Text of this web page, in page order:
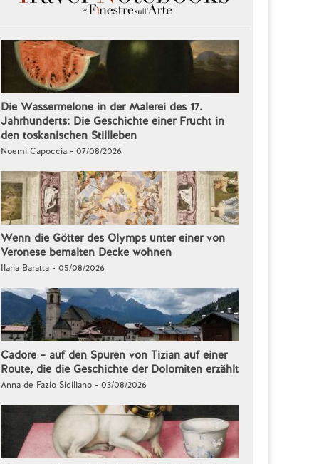
Die Wassermelone in der Malerei des 17.
Jahrhunderts: Die Geschichte einer Frucht in
den toskanischen Stillleben
Noemi Capoccia - 07/08/2026
Wenn die Götter des Olymps unter einer von
Veronese bemalten Decke wohnen
Ilaria Baratta - 05/08/2026
Cadore – auf den Spuren von Tizian auf einer
Route, die die Geschichte der Dolomiten erzählt
Anna de Fazio Siciliano - 03/08/2026